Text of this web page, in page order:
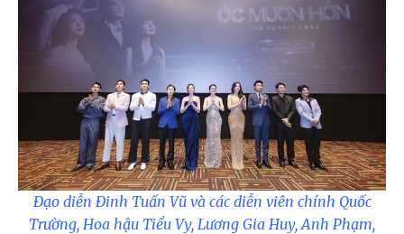
Đạo diễn Đinh Tuấn Vũ và các diễn viên chính Quốc
Trường, Hoa hậu Tiểu Vy, Lương Gia Huy, Anh Phạm,